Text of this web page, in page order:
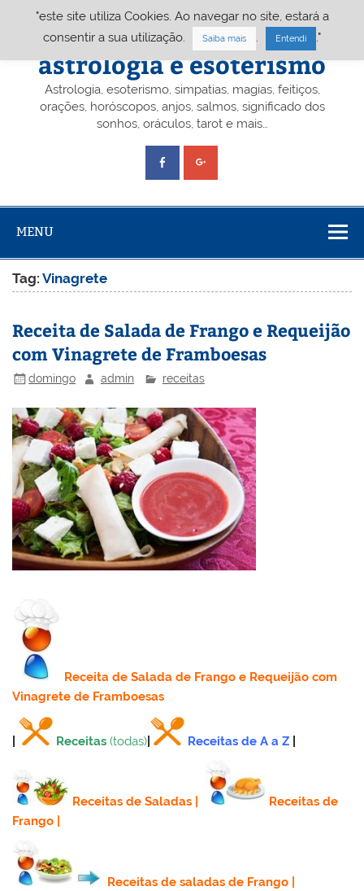
Portal A&E – Portal
astrologia e esoterismo
Astrologia, esoterismo, simpatias, magias, feitiços,
orações, horóscopos, anjos, salmos, significado dos
sonhos, oráculos, tarot e mais…
MENU
Tag:Vinagrete
Receita de Salada de Frango e Requeijão
com Vinagrete de Framboesas
domingo admin receitas
Receitade Salada de Frango e Requeijão com
Vinagrete de Framboesas
Receitas (todas) Receitas de A a Z
Receitas de Saladas
Receitas de
Frango
Receitas de saladas de Frango
"este site utiliza Cookies. Ao navegar no site, estará a
consentir a sua utilização.
Saiba mais Entendi ."